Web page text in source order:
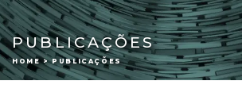
PUBLICAÇÕES
HOME > PUBLICAÇÕES